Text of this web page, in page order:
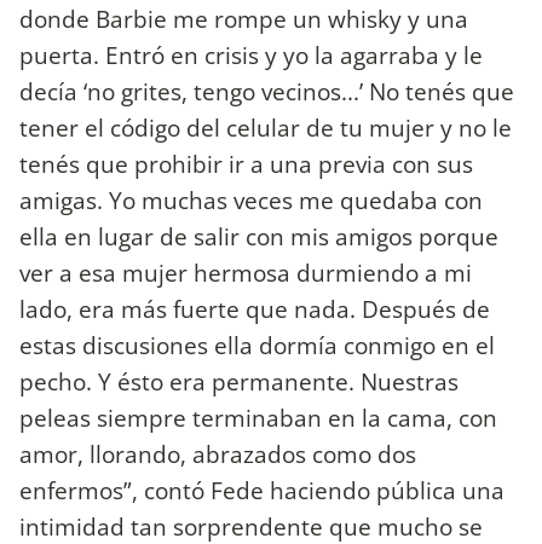
donde Barbie me rompe un whisky y una
puerta. Entró en crisis y yo la agarraba y le
decía ‘no grites, tengo vecinos...’ No tenés que
tener el código del celular de tu mujer y no le
tenés que prohibir ir a una previa con sus
amigas. Yo muchas veces me quedaba con
ella en lugar de salir con mis amigos porque
ver a esa mujer hermosa durmiendo a mi
lado, era más fuerte que nada. Después de
estas discusiones ella dormía conmigo en el
pecho. Y ésto era permanente. Nuestras
peleas siempre terminaban en la cama, con
amor, llorando, abrazados como dos
enfermos”, contó Fede haciendo pública una
intimidad tan sorprendente que mucho se